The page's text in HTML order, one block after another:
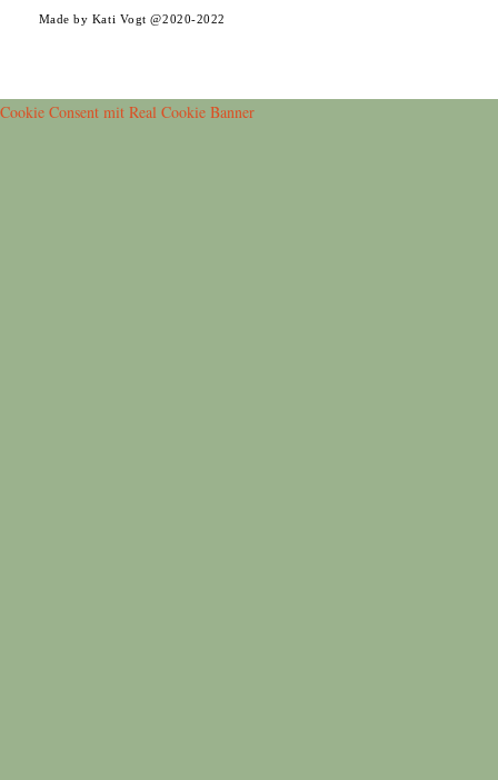
Made by Kati Vogt @2020-2022
Cookie Consent mit Real Cookie Banner